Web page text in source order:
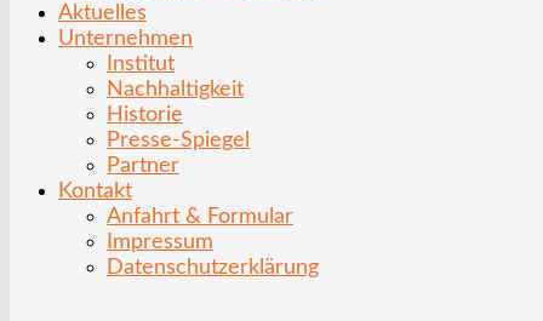
Aktuelles
Unternehmen
Institut
Nachhaltigkeit
Historie
Presse-Spiegel
Partner
Kontakt
Anfahrt & Formular
Impressum
Datenschutzerklärung